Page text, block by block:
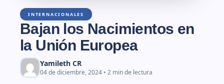
INTERNACIONALES
Bajan los Nacimientos en
la Unión Europea
Yamileth CR
04 de diciembre, 2024 • 2 min de lectura